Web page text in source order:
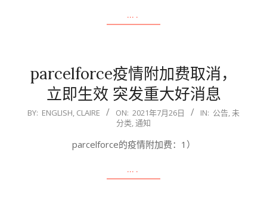
….
parcelforce疫情附加费取消，
立即生效 突发重大好消息
2021-
BY: ENGLISH, CLAIRE ON: 2021年7月26日 IN: 公告,未
分类,通知
parcelforce的疫情附加费：1）
….